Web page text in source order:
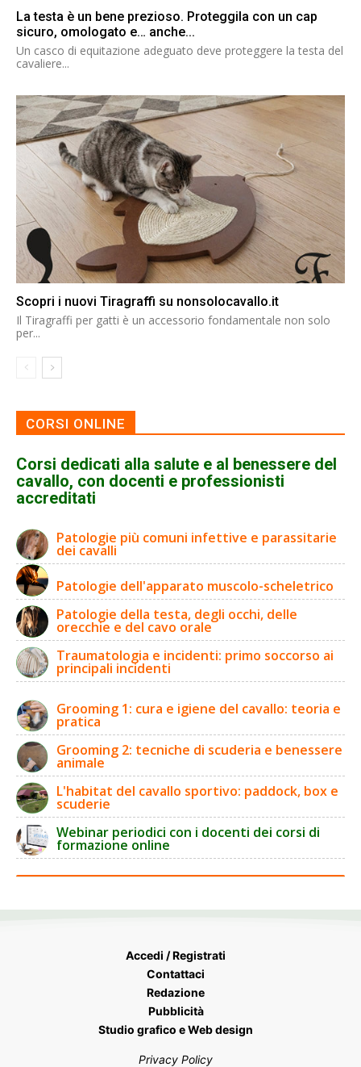
La testa è un bene prezioso. Proteggila con un cap
sicuro, omologato e… anche...
Un casco di equitazione adeguato deve proteggere la testa del
cavaliere...
Scopri i nuovi Tiragraffi su nonsolocavallo.it
Il Tiragraffi per gatti è un accessorio fondamentale non solo
per...
CORSI ONLINE
Corsi dedicati alla salute e al benessere del
cavallo, con docenti e professionisti
accreditati
Patologie più comuni infettive e parassitarie
dei cavalli
Patologie dell'apparato muscolo-scheletrico
Patologie della testa, degli occhi, delle
orecchie e del cavo orale
Traumatologia e incidenti: primo soccorso ai
principali incidenti
Grooming 1: cura e igiene del cavallo: teoria e
pratica
Grooming 2: tecniche di scuderia e benessere
animale
L'habitat del cavallo sportivo: paddock, box e
scuderie
Webinar periodici con i docenti dei corsi di
formazione online
Accedi / Registrati
Contattaci
Redazione
Pubblicità
Studio grafico e Web design
Privacy Policy